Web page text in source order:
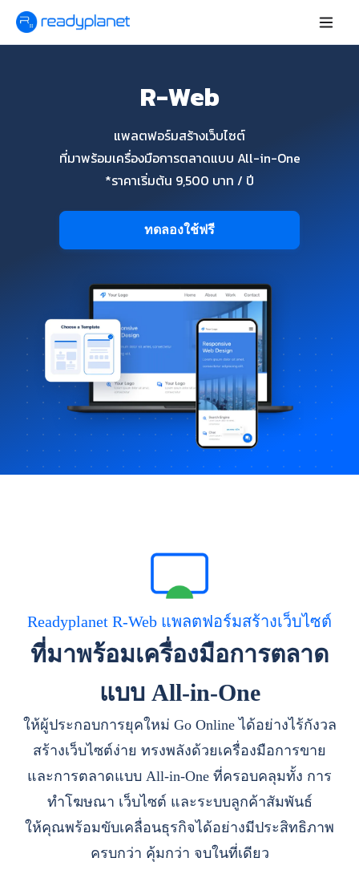
R-Web
แพลตฟอร์มสร้างเว็บไซต์
ที่มาพร้อมเครื่องมือการตลาดแบบ All-in-One
*ราคาเริ่มต้น 9,500 บาท / ปี
ทดลองใช้ฟรี
Readyplanet R-Web แพลตฟอร์มสร้างเว็บไซต์
ที่มาพร้อมเครื่องมือการตลาด
แบบ All-in-One
ให้ผู้ประกอบการยุคใหม่ Go Online ได้อย่างไร้กังวล
สร้างเว็บไซต์ง่าย ทรงพลังด้วยเครื่องมือการขาย
และการตลาดแบบ All-in-One ที่ครอบคลุมทั้ง การ
ทำโฆษณา เว็บไซต์ และระบบลูกค้าสัมพันธ์
ให้คุณพร้อมขับเคลื่อนธุรกิจได้อย่างมีประสิทธิภาพ
ครบกว่า คุ้มกว่า จบในที่เดียว